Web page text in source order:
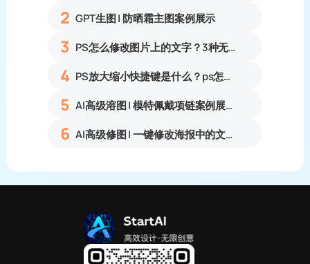
2 GPT生图 | 防晒霜主图案例展示
3 PS怎么修改图片上的文字？3种无痕改字方法，新手也能搞定
4 PS放大缩小快捷键是什么？ps怎么把图片拉大拉小？
5 AI高级溶图 | 模特佩戴项链案例展示
6 AI高级修图 | 一键修改海报中的文字